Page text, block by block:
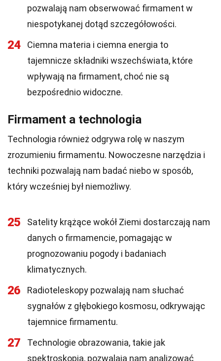
pozwalają nam obserwować firmament w
niespotykanej dotąd szczegółowości.
24
Ciemna materia i ciemna energia to
tajemnicze składniki wszechświata, które
wpływają na firmament, choć nie są
bezpośrednio widoczne.
Firmament a technologia
Technologia również odgrywa rolę w naszym
zrozumieniu firmamentu. Nowoczesne narzędzia i
techniki pozwalają nam badać niebo w sposób,
który wcześniej był niemożliwy.
25
Satelity krążące wokół Ziemi dostarczają nam
danych o firmamencie, pomagając w
prognozowaniu pogody i badaniach
klimatycznych.
26
Radioteleskopy pozwalają nam słuchać
sygnałów z głębokiego kosmosu, odkrywając
tajemnice firmamentu.
27
Technologie obrazowania, takie jak
spektroskopia, pozwalają nam analizować